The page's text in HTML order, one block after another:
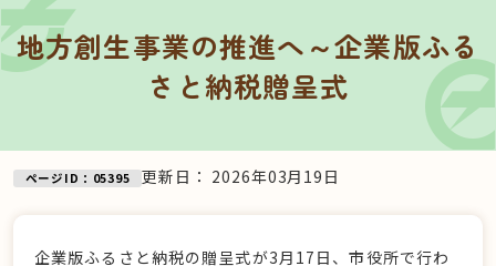
地方創生事業の推進へ～企業版ふる
さと納税贈呈式
ページID：05395 更新日： 2026年03月19日
企業版ふるさと納税の贈呈式が3月17日、市役所で行わ